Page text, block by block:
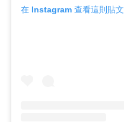
在 Instagram 查看這則貼文